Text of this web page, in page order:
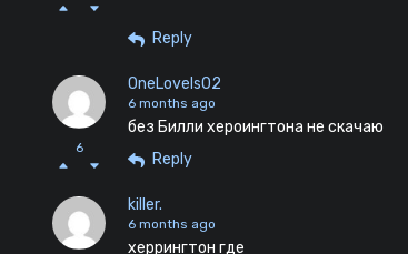
Reply
6
OneLoveIs02
6 months ago
без Билли хероингтона не скачаю
Reply
killer.
6 months ago
херрингтон где